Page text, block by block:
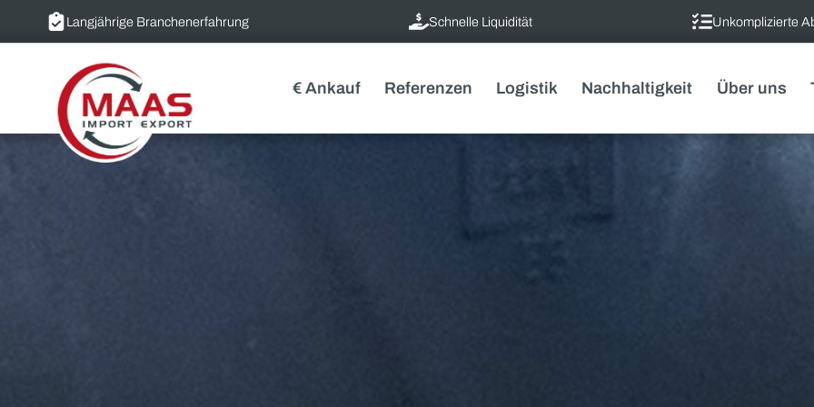
Langjährige Branchenerfahrung Schnelle Liquidität
€ Ankauf Referenzen Logistik Nachhaltigkeit